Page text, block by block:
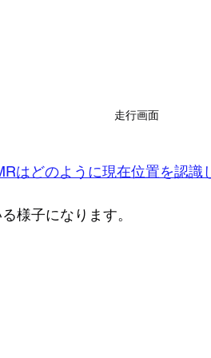
走行画面
はどのように現在位置を認識
様子になります。